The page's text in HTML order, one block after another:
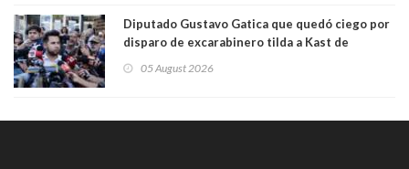
Diputado Gustavo Gatica que quedó ciego por
disparo de excarabinero tilda a Kast de
absolución del exuniformado. Presidente DC
05 August 2026